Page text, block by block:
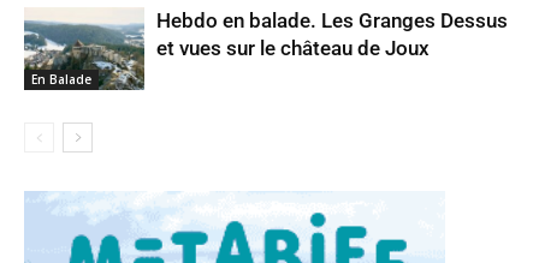
En Balade
Hebdo en balade. Les Granges Dessus
et vues sur le château de Joux